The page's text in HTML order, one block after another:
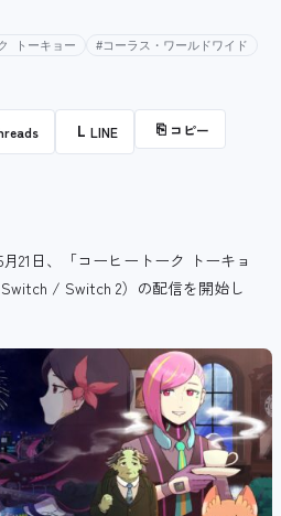
トーキョー #コーラス・ワールドワイド
L LINE ⎘ コピー
21日、「コーヒートーク トーキョ
/ Switch 2）の配信を開始し